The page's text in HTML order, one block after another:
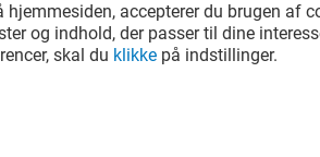
hjemmesiden, accepterer du brugen af
og indhold, der passer til dine
skal du klikke på indstillinger.